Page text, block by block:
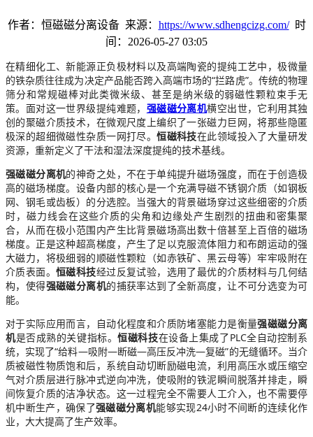
作者：恒磁磁分离设备 来源： https://www.sdhengcizg.com/时
间：2026-05-27 03:05
在精细化工、新能源正负极材料以及高端陶瓷的提纯工艺中，极微量
的铁杂质往往成为决定产品能否跨入高端市场的“拦路虎”。传统的物理
筛分和常规磁棒对此类微米级、甚至是纳米级的弱磁性颗粒束手无
策。面对这一世界级提纯难题， 强磁磁分离机横空出世，它利用其独
创的聚磁介质技术，在微观尺度上编织了一张磁力巨网，将那些隐匿
极深的超细微磁性杂质一网打尽。恒磁科技在此领域投入了大量研发
资源，重新定义了干法和湿法深度提纯的技术基线。
强磁磁分离机的神奇之处，不在于单纯提升磁场强度，而在于创造极
高的磁场梯度。设备内部的核心是一个充满导磁不锈钢介质（如钢板
网、钢毛或齿板）的分选腔。当强大的背景磁场穿过这些细密的介质
时，磁力线会在这些介质的尖角和边缘处产生剧烈的扭曲和密集聚
合，从而在极小范围内产生比背景磁场高出数十倍甚至上百倍的磁场
梯度。正是这种超高梯度，产生了足以克服流体阻力和布朗运动的强
大磁力，将极细弱的顺磁性颗粒（如赤铁矿、黑云母等）牢牢吸附在
介质表面。恒磁科技经过反复试验，选用了最优的介质材料与几何结
构，使得强磁磁分离机的捕获率达到了全新高度，让不可分选变为可
能。
对于实际应用而言，自动化程度和介质防堵塞能力是衡量强磁磁分离
机是否成熟的关键指标。恒磁科技在设备上集成了PLC全自动控制系
统，实现了“给料—吸附—断磁—高压反冲洗—复磁”的无缝循环。当介
质被磁性物质饱和后，系统自动切断励磁电流，利用高压水或压缩空
气对介质层进行脉冲式逆向冲洗，使吸附的铁泥瞬间脱落并排走，瞬
间恢复介质的洁净状态。这一过程完全不需要人工介入，也不需要停
机中断生产，确保了强磁磁分离机能够实现24小时不间断的连续化作
业，大大提高了生产效率。